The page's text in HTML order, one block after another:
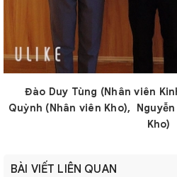
Đào Duy Tùng (Nhân viên
Quỳnh (Nhân viên Kho),
Kho)
BÀI VIẾT LIÊN QUAN